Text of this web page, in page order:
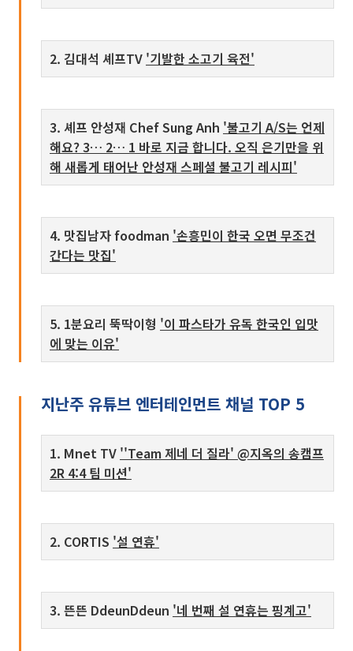
2. 김대석 셰프TV '기발한 소고기 육전'
3. 셰프 안성재 Chef Sung Anh '불고기 A/S는 언제
해요? 3… 2… 1 바로 지금 합니다. 오직 은기만을 위
해 새롭게 태어난 안성재 스페셜 불고기 레시피'
4. 맛집남자 foodman '손흥민이 한국 오면 무조건
간다는 맛집'
5. 1분요리 뚝딱이형 '이 파스타가 유독 한국인 입맛
에 맞는 이유'
지난주 유튜브 엔터테인먼트 채널 TOP 5
1. Mnet TV ''Team 제네 더 질라' @지옥의 송캠프
2R 4:4 팀 미션'
2. CORTIS '설 연휴'
3. 뜬뜬 DdeunDdeun '네 번째 설 연휴는 핑계고'